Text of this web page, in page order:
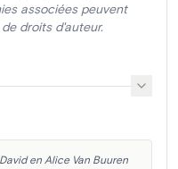
associées peuvent
droits d'auteur.
en Alice Van Buuren